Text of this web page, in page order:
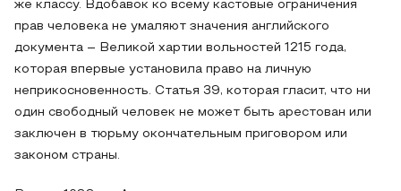
же классу. Вдобавок ко всему кастовые ограничения
прав человека не умаляют значения английского
документа – Великой хартии вольностей 1215 года,
которая впервые установила право на личную
неприкосновенность. Статья 39, которая гласит, что ни
один свободный человек не может быть арестован или
заключен в тюрьму окончательным приговором или
законом страны.